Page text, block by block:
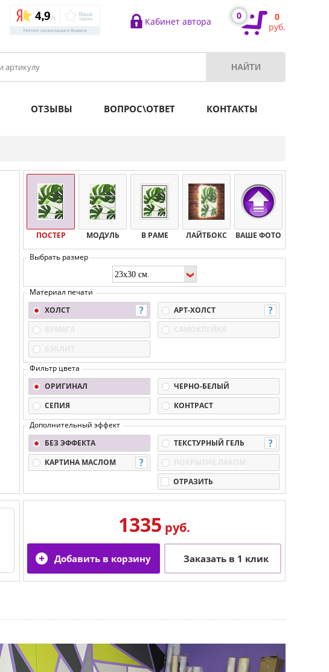
Кабинет автора
0
0
руб.
ОТЗЫВЫ ВОПРОС\ОТВЕТ КОНТАКТЫ
ПОСТЕР МОДУЛЬ В РАМЕ ЛАЙТБОКС ВАШЕ ФОТО
Выбрать размер
Материал печати
ХОЛСТ
АРТ-ХОЛСТ
Фильтр цвета
ОРИГИНАЛ
ЧЕРНО-БЕЛЫЙ
СЕПИЯ
КОНТРАСТ
Дополнительный эффект
БЕЗ ЭФФЕКТА
ТЕКСТУРНЫЙ ГЕЛЬ
КАРТИНА МАСЛОМ
ОТРАЗИТЬ
1335 руб.